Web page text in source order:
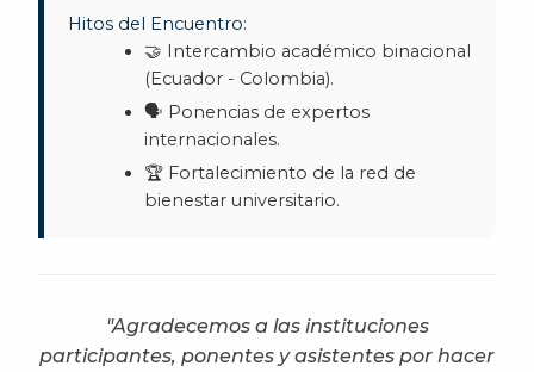
Hitos del Encuentro:
🤝 Intercambio académico binacional
(Ecuador - Colombia).
🗣️ Ponencias de expertos
internacionales.
🏆 Fortalecimiento de la red de
bienestar universitario.
"Agradecemos a las instituciones
participantes, ponentes y asistentes por hacer